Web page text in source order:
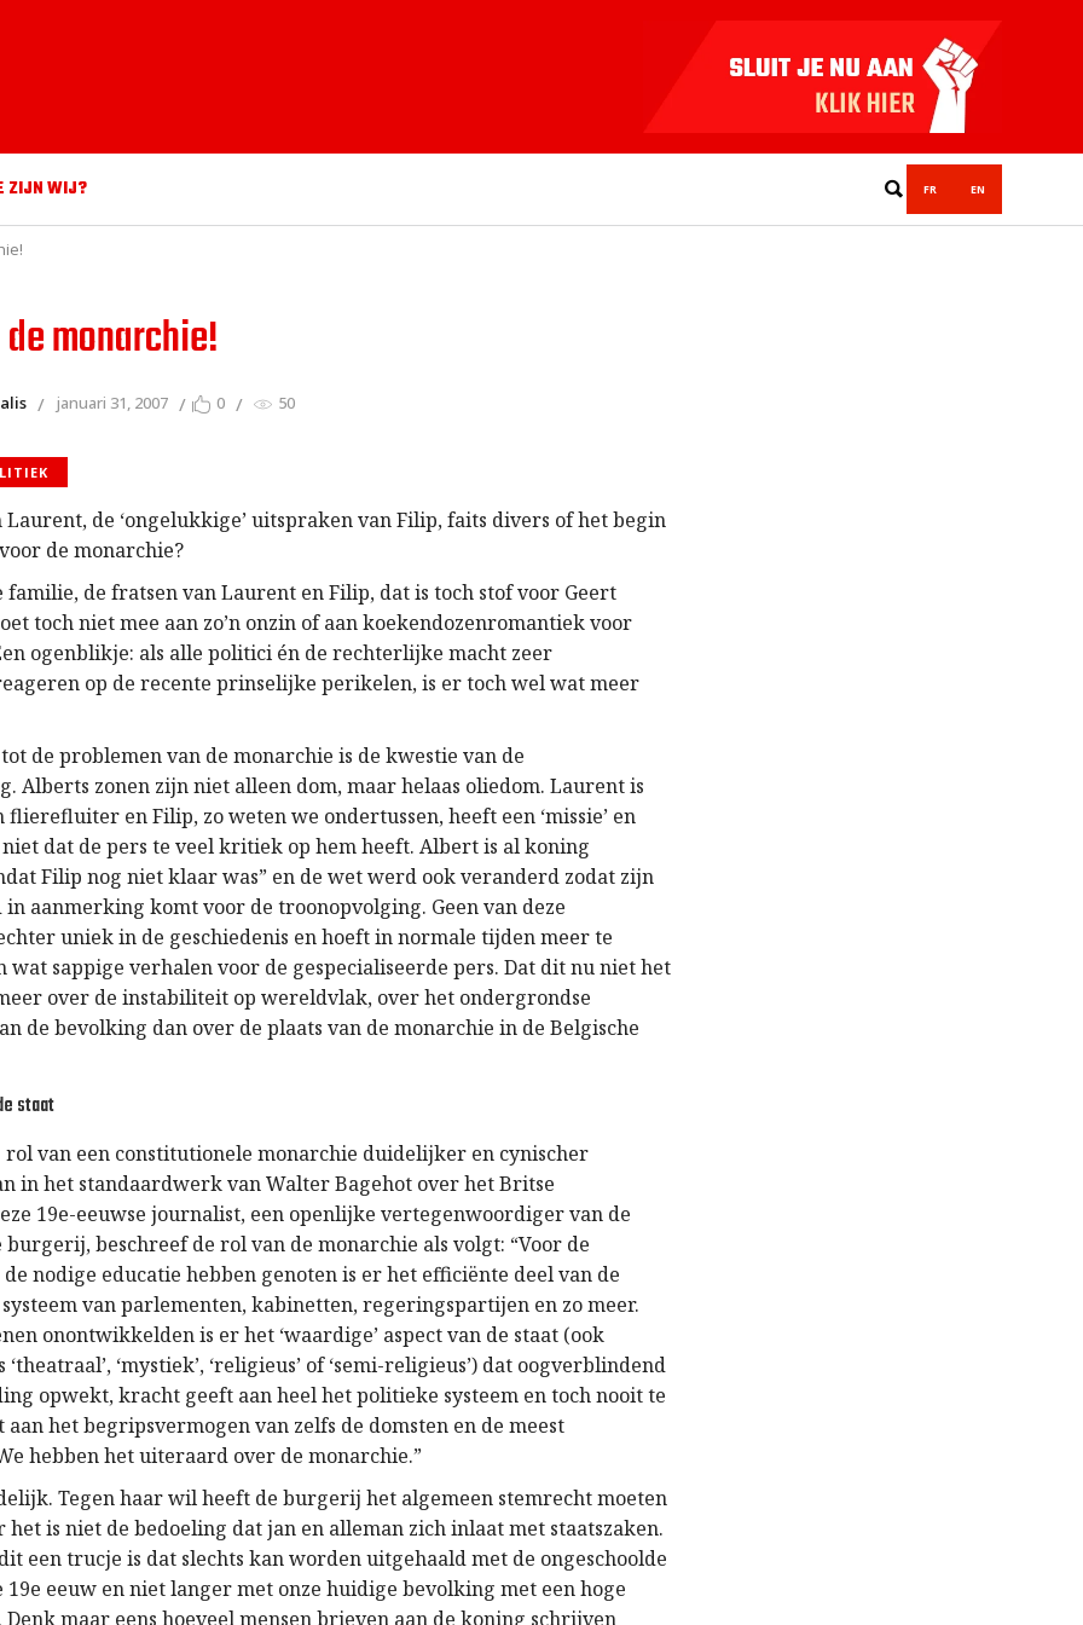
ZIJN WIJ? FR EN
monarchie!
januari 31, 2007 0 50
Laurent, de ‘ongelukkige’ uitspraken van Filip, faits divers of het begin
de monarchie?
de fratsen van Laurent en Filip, dat is toch stof voor Geert
toch niet mee aan zo’n onzin of aan koekendozenromantiek voor
ogenblikje: als alle politici én de rechterlijke macht zeer
op de recente prinselijke perikelen, is er toch wel wat meer
de problemen van de monarchie is de kwestie van de
Alberts zonen zijn niet alleen dom, maar helaas oliedom. Laurent is
flierefluiter en Filip, zo weten we ondertussen, heeft een ‘missie’ en
dat de pers te veel kritiek op hem heeft. Albert is al koning
Filip nog niet klaar was” en de wet werd ook veranderd zodat zijn
aanmerking komt voor de troonopvolging. Geen van deze
uniek in de geschiedenis en hoeft in normale tijden meer te
wat sappige verhalen voor de gespecialiseerde pers. Dat dit nu niet het
over de instabiliteit op wereldvlak, over het ondergrondse
de bevolking dan over de plaats van de monarchie in de Belgische
staat
van een constitutionele monarchie duidelijker en cynischer
in het standaardwerk van Walter Bagehot over het Britse
19e-eeuwse journalist, een openlijke vertegenwoordiger van de
beschreef de rol van de monarchie als volgt: “Voor de
nodige educatie hebben genoten is er het efficiënte deel van de
van parlementen, kabinetten, regeringspartijen en zo meer.
onontwikkelden is er het ‘waardige’ aspect van de staat (ook
‘mystiek’, ‘religieus’ of ‘semi-religieus’) dat oogverblindend
opwekt, kracht geeft aan heel het politieke systeem en toch nooit te
aan het begripsvermogen van zelfs de domsten en de meest
hebben het uiteraard over de monarchie.”
Tegen haar wil heeft de burgerij het algemeen stemrecht moeten
het is niet de bedoeling dat jan en alleman zich inlaat met staatszaken.
een trucje is dat slechts kan worden uitgehaald met de ongeschoolde
19e eeuw en niet langer met onze huidige bevolking met een hoge
Denk maar eens hoeveel mensen brieven aan de koning schrijven